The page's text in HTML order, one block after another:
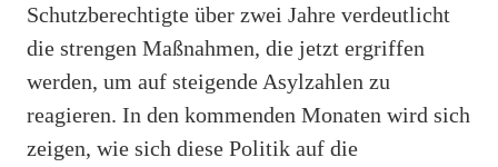
Schutzberechtigte über zwei Jahre verdeutlicht
die strengen Maßnahmen, die jetzt ergriffen
werden, um auf steigende Asylzahlen zu
reagieren. In den kommenden Monaten wird sich
zeigen, wie sich diese Politik auf die